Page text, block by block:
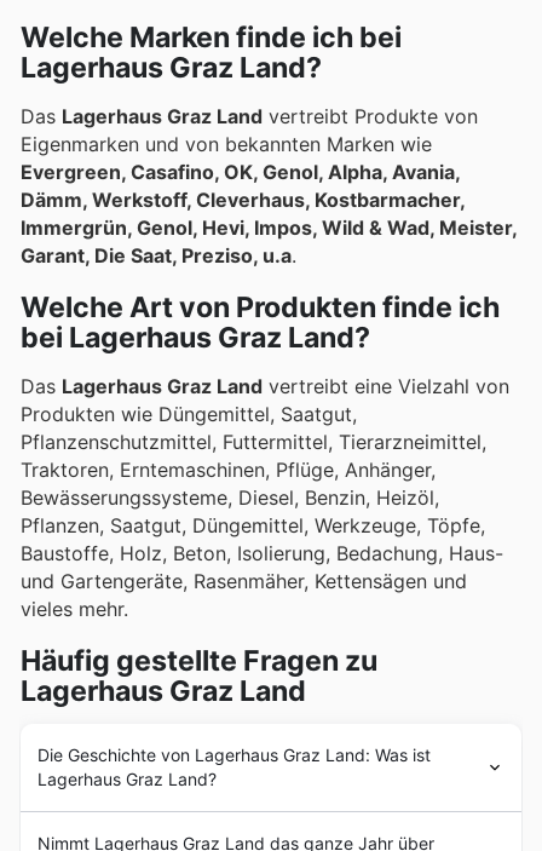
Welche Marken finde ich bei
Lagerhaus Graz Land?
Das Lagerhaus Graz Land vertreibt Produkte von
Eigenmarken und von bekannten Marken wie
Evergreen, Casafino, OK, Genol, Alpha, Avania,
Dämm, Werkstoff, Cleverhaus, Kostbarmacher,
Immergrün, Genol, Hevi, Impos, Wild & Wad, Meister,
Garant, Die Saat, Preziso, u.a.
Welche Art von Produkten finde ich
bei Lagerhaus Graz Land?
Das Lagerhaus Graz Land vertreibt eine Vielzahl von
Produkten wie Düngemittel, Saatgut,
Pflanzenschutzmittel, Futtermittel, Tierarzneimittel,
Traktoren, Erntemaschinen, Pflüge, Anhänger,
Bewässerungssysteme, Diesel, Benzin, Heizöl,
Pflanzen, Saatgut, Düngemittel, Werkzeuge, Töpfe,
Baustoffe, Holz, Beton, Isolierung, Bedachung, Haus-
und Gartengeräte, Rasenmäher, Kettensägen und
vieles mehr.
Häufig gestellte Fragen zu
Lagerhaus Graz Land
Die Geschichte von Lagerhaus Graz Land: Was ist
Lagerhaus Graz Land?
Nimmt Lagerhaus Graz Land das ganze Jahr über